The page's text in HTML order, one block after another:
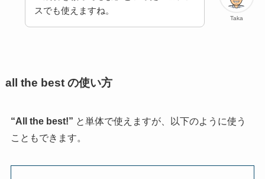
Taka
スでも使えますね。
all the best の使い方
“All the best!” と単体で使えますが、以下のように使う
こともできます。